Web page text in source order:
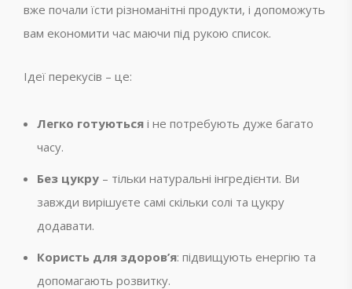
вже почали їсти різноманітні продукти, і допоможуть
вам економити час маючи під рукою список.
Ідеї перекусів – це:
Легко готуються і не потребують дуже багато
часу.
Без цукру – тільки натуральні інгредієнти. Ви
завжди вирішуєте самі скільки солі та цукру
додавати.
Користь для здоров’я: підвищують енергію та
допомагають розвитку.